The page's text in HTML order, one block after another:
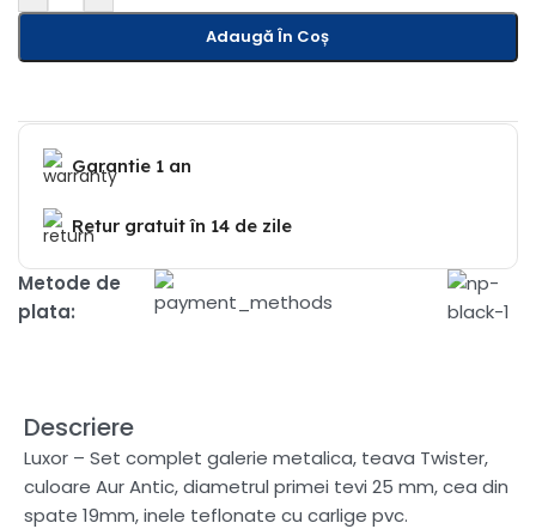
Adaugă În Coș
Garantie 1 an
Retur gratuit în 14 de zile
Metode de
plata:
Descriere
Luxor – Set complet galerie metalica, teava Twister,
culoare Aur Antic, diametrul primei tevi 25 mm, cea din
spate 19mm, inele teflonate cu carlige pvc.